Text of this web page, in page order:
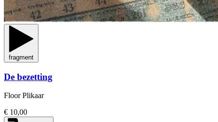
fragment
De bezetting
Floor Plikaar
€ 10,00